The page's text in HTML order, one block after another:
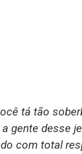
tá tão
gente desse
com total